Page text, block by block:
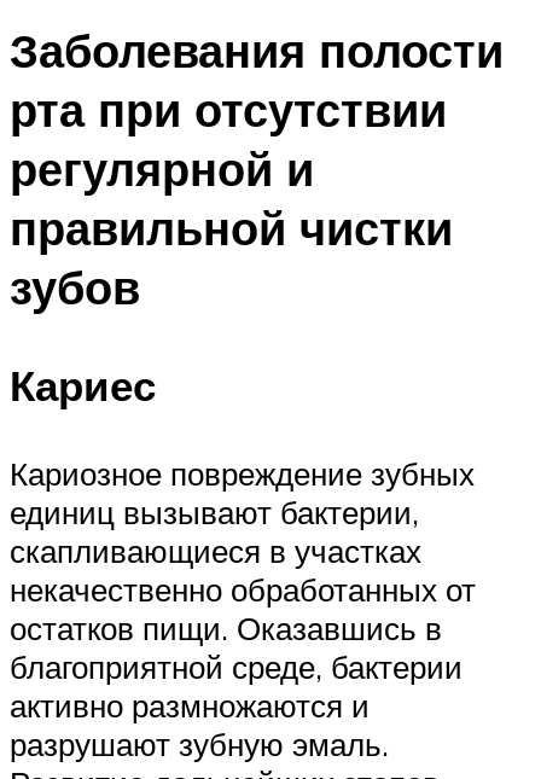
Заболевания полости
рта при отсутствии
регулярной и
правильной чистки
зубов
Кариес
Кариозное повреждение зубных
единиц вызывают бактерии,
скапливающиеся в участках
некачественно обработанных от
остатков пищи. Оказавшись в
благоприятной среде, бактерии
активно размножаются и
разрушают зубную эмаль.